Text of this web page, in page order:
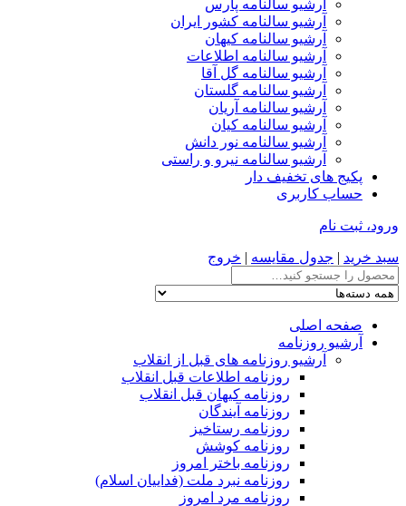
آرشیو سالنامه پارس
آرشیو سالنامه کشور ایران
آرشیو سالنامه کیهان
آرشیو سالنامه اطلاعات
آرشیو سالنامه گل آقا
آرشیو سالنامه گلستان
آرشیو سالنامه آریان
آرشیو سالنامه کیان
آرشیو سالنامه نور دانش
آرشیو سالنامه نیرو و راستی
پکیج های تخفیف دار
حساب کاربری
ورود، ثبت نام
سبد خرید | جدول مقایسه | خروج
صفحه اصلی
آرشیو روزنامه
آرشیو روزنامه های قبل از انقلاب
روزنامه اطلاعات قبل انقلاب
روزنامه کیهان قبل انقلاب
روزنامه آیندگان
روزنامه رستاخیز
روزنامه کوشش
روزنامه باختر امروز
روزنامه نبرد ملت (فداییان اسلام)
روزنامه مرد امروز